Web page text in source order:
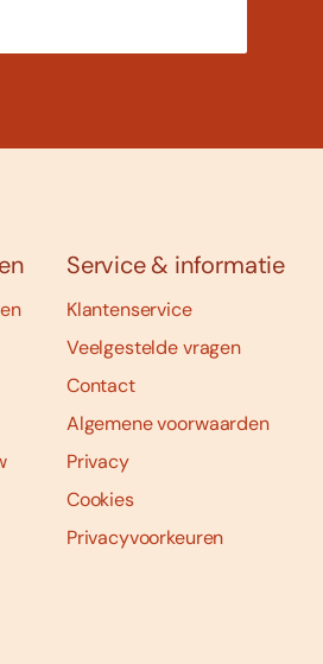
Service & informatie
Klantenservice
Veelgestelde vragen
Contact
Algemene voorwaarden
Privacy
Cookies
Privacyvoorkeuren